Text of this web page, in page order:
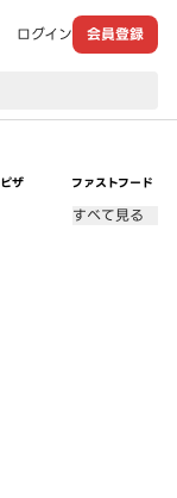
ログイン 会員登録
ピザ ファストフード
すべて見る